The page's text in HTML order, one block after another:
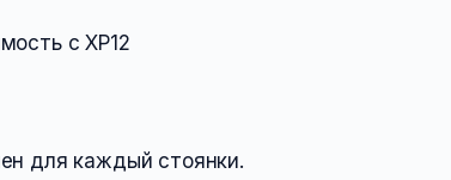
с XP12
для каждый стоянки.